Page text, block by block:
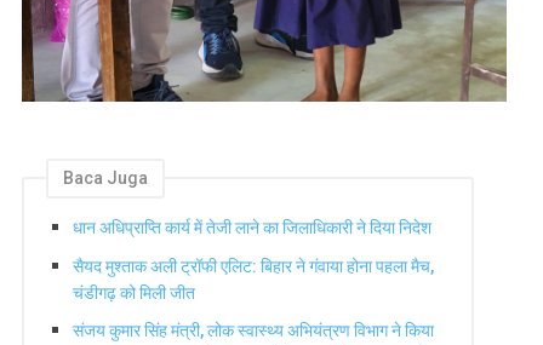
Baca Juga
धान अधिप्राप्ति कार्य में तेजी लाने का जिलाधिकारी ने दिया निदेश
सैयद मुश्ताक अली ट्रॉफी एलिट: बिहार ने गंवाया होना पहला मैच,
चंडीगढ़ को मिली जीत
संजय कुमार सिंह मंत्री, लोक स्वास्थ्य अभियंत्रण विभाग ने किया